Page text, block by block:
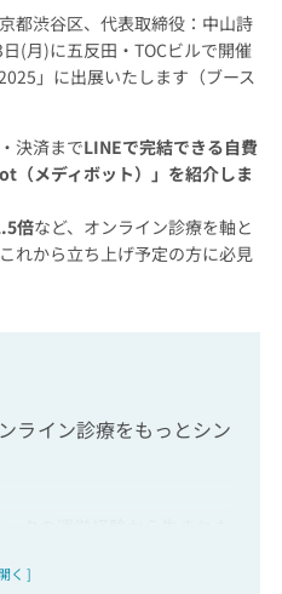
都渋谷区、代表取締役：中山詩
(月)に五反田・TOCビルで開催
」に出展いたします（ブース
決済までLINEで完結できる自費
（メディボット）」を紹介しま
倍など、オンライン診療を軸と
れから立ち上げ予定の方に必見
ライン診療をもっとシン
らない経営サポート
[ 開く ]